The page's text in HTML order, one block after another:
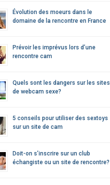
Évolution des moeurs dans le
domaine de la rencontre en France
Prévoir les imprévus lors d’une
rencontre cam
Quels sont les dangers sur les sites
de webcam sexe?
5 conseils pour utiliser des sextoys
sur un site de cam
Doit-on s’inscrire sur un club
échangiste ou un site de rencontre?